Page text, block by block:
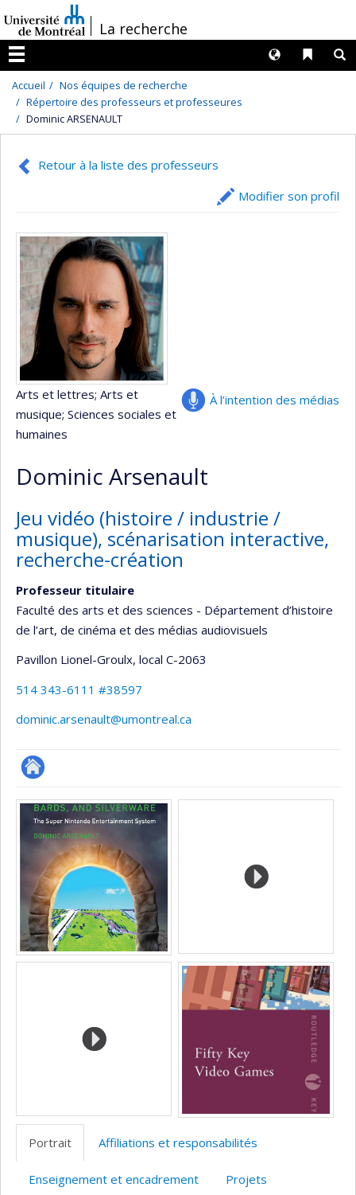
au
contenu
/La recherche
Menu
Liens
Langues
Accueil
Nos équipes de recherche
Répertoire des professeurs et professeures
Dominic ARSENAULT
Retour à la liste des professeurs
Modifier son profil
À l’intention des médias
Arts et lettres; Arts et
musique; Sciences sociales et
humaines
Dominic Arsenault
Jeu vidéo (histoire / industrie /
musique), scénarisation interactive,
recherche-création
Professeur titulaire
Faculté des arts et des sciences - Département d’histoire
de l’art, de cinéma et des médias audiovisuels
Pavillon Lionel-Groulx, local C-2063
514 343-6111 #38597
dominic.arsenault@umontreal.ca
Autre
site
Médias
Portrait Affiliations et responsabilités
Enseignement et encadrement Projets